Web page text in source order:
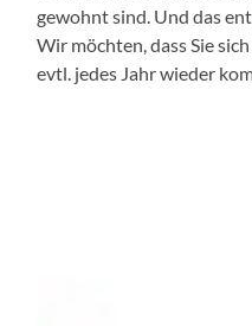
gewohnt sind. Und das
Wir möchten, dass Sie
evtl. jedes Jahr wieder